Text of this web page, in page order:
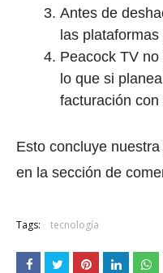
Antes de
las
Peacock TV
lo que si
facturación
Esto concluye
en la sección de
Tags: tecnología